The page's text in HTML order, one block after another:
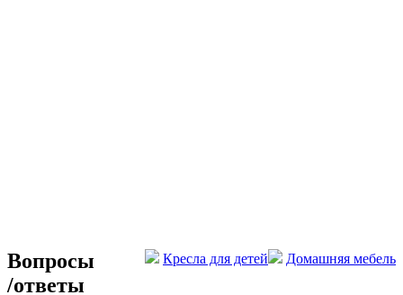
Домашняя мебель
Кресла для детей
Вопросы
/ответы